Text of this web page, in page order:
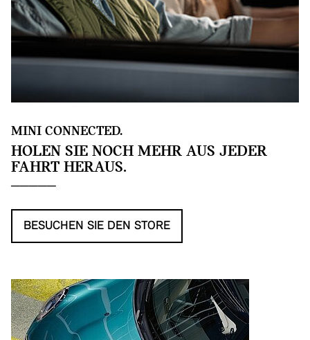
MINI CONNECTED.
HOLEN SIE NOCH MEHR AUS JEDER
FAHRT HERAUS.
BESUCHEN SIE DEN STORE